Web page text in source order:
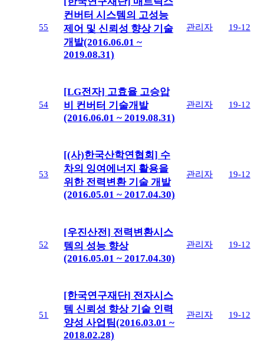
55
컨버터 시스템의 고성능
제어 및 신뢰성 향상 기술
개발(2016.06.01 ~
2019.08.31)
관리자 19-12
54
[LG전자] 고효율 고승압
비 컨버터 기술개발
(2016.06.01 ~ 2019.08.31)
관리자 19-12
53
[(사)한국산학연협회] 수
차의 잉여에너지 활용을
위한 전력변환 기술 개발
(2016.05.01 ~ 2017.04.30)
관리자 19-12
52
[우진산전] 전력변환시스
템의 성능 향상
(2016.05.01 ~ 2017.04.30)
관리자 19-12
51
[한국연구재단] 전자시스
템 신뢰성 향상 기술 인력
양성 사업팀(2016.03.01 ~
2018.02.28)
관리자 19-12